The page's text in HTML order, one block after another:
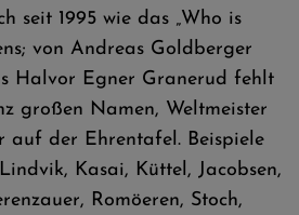
seit 1995 wie das „Who is
von Andreas Goldberger
Halvor Egner Granerud fehlt
großen Namen, Weltmeister
auf der Ehrentafel. Beispiele
Kasai, Küttel, Jacobsen,
Romöeren, Stoch,